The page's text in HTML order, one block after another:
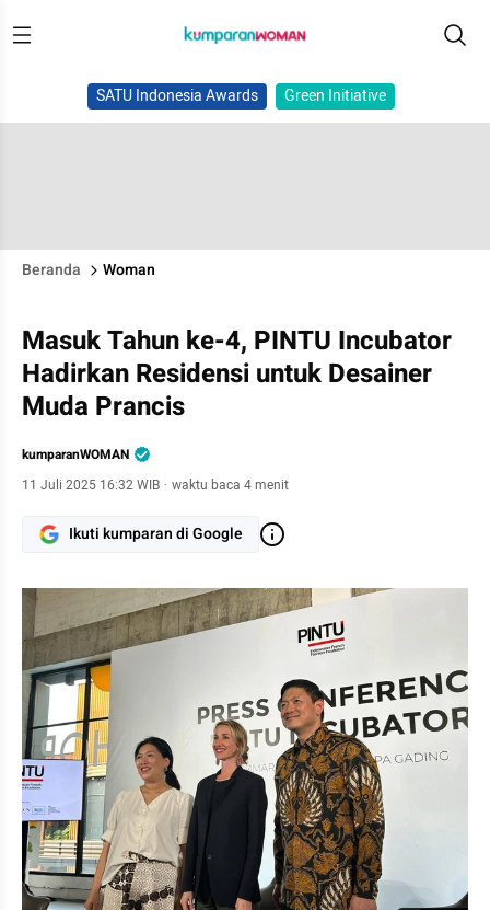
SATU Indonesia Awards Green Initiative
Beranda Woman
Masuk Tahun ke-4, PINTU Incubator
Hadirkan Residensi untuk Desainer
Muda Prancis
kumparanWOMAN
11 Juli 2025 16:32 WIB · waktu baca 4 menit
Ikuti kumparan di Google